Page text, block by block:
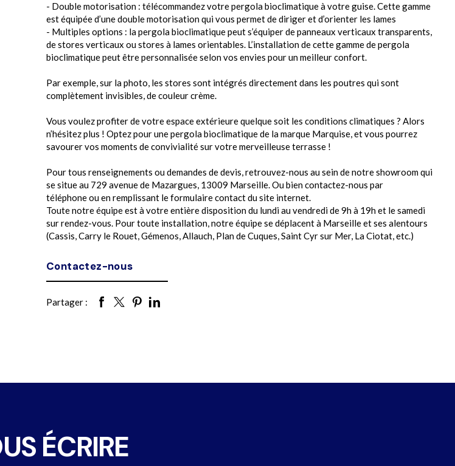
- Double motorisation : télécommandez votre pergola bioclimatique à votre guise. Cette gamme
est équipée d’une double motorisation qui vous permet de diriger et d’orienter les lames
- Multiples options : la pergola bioclimatique peut s’équiper de panneaux verticaux transparents,
de stores verticaux ou stores à lames orientables. L’installation de cette gamme de pergola
bioclimatique peut être personnalisée selon vos envies pour un meilleur confort.
Par exemple, sur la photo, les stores sont intégrés directement dans les poutres qui sont
complètement invisibles, de couleur crème.
Vous voulez profiter de votre espace extérieure quelque soit les conditions climatiques ? Alors
n’hésitez plus ! Optez pour une pergola bioclimatique de la marque Marquise, et vous pourrez
savourer vos moments de convivialité sur votre merveilleuse terrasse !
Pour tous renseignements ou demandes de devis, retrouvez-nous au sein de notre showroom qui
se situe au 729 avenue de Mazargues, 13009 Marseille. Ou bien contactez-nous par
téléphoneou en remplissant le formulaire contact du site internet.
Toute notre équipe est à votre entière disposition du lundi au vendredi de 9h à 19h et le samedi
sur rendez-vous. Pour toute installation, notre équipe se déplacent à Marseille et ses alentours
(Cassis, Carry le Rouet, Gémenos, Allauch, Plan de Cuques, Saint Cyr sur Mer, La Ciotat, etc.)
Contactez-nous
Partager :
ÉCRIRE